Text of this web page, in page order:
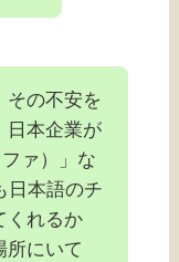
その不安を
日本企業が
ァ）」な
日本語のチ
くれるか
所にいて